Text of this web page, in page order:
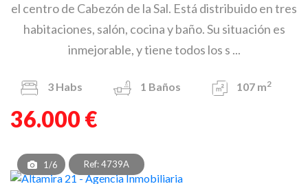
el centro de Cabezón de la Sal. Está distribuido en tres
habitaciones, salón, cocina y baño. Su situación es
inmejorable, y tiene todos los s ...
3 Habs 1 Baños 107 m2
36.000 €
1/6 Ref: 4739A